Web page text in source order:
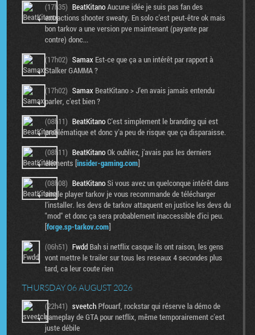
(17h35) BeatKitanoAucune idée je suis pas fan des
extractions shooter sweaty. En solo c'est peut-être ok mais
bon tarkov a une version pve maintenant (payante par
contre) donc...
(17h02) Samax Est-ce que ça a un intérêt par rapport à
Stalker GAMMA ?
(17h02) Samax BeatKitano > J'en avais jamais entendu
parler, c'est bien ?
(08h11) BeatKitanoC'est simplement le branding qui est
problématique et donc y'a peu de risque que ça disparaisse.
(08h11) BeatKitanoOk oubliez, j'avais pas les derniers
éléments [insider-gaming.com]
(08h08) BeatKitanoSi vous avez un quelconque intérêt dans
single player tarkov je vous recommande de télécharger
l'installer. les devs de tarkov attaquent en justice les devs du
"mod" et donc ça sera probablement inaccessible d'ici peu.
[forge.sp-tarkov.com]
(06h51) Fwdd Bah si netflix casque ils ont raison, les gens
vont mettre le trailer sur tous les reseaux 4 secondes plus
tard, ca leur coute rien
THURSDAY 06 AUGUST 2026
(22h41) sveetch Pfouarf, rockstar qui réserve la démo de
gameplay de GTA pour netflix, même temporairement c'est
juste débile